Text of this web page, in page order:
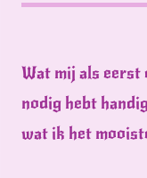
Wat mij als eerst
nodig hebt
wat ik het